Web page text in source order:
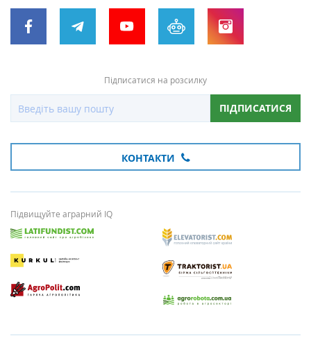
Підписатися на розсилку
ПІДПИСАТИСЯ
КОНТАКТИ
Підвищуйте аграрний IQ